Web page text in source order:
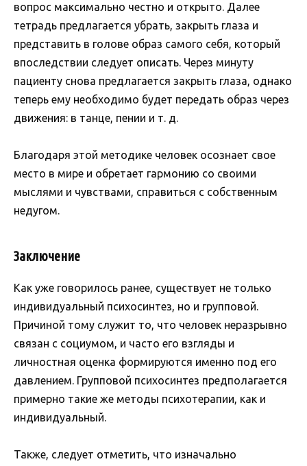
вопрос максимально честно и открыто. Далее
тетрадь предлагается убрать, закрыть глаза и
представить в голове образ самого себя, который
впоследствии следует описать. Через минуту
пациенту снова предлагается закрыть глаза, однако
теперь ему необходимо будет передать образ через
движения: в танце, пении и т. д.
Благодаря этой методике человек осознает свое
место в мире и обретает гармонию со своими
мыслями и чувствами, справиться с собственным
недугом.
Заключение
Как уже говорилось ранее, существует не только
индивидуальный психосинтез, но и групповой.
Причиной тому служит то, что человек неразрывно
связан с социумом, и часто его взгляды и
личностная оценка формируются именно под его
давлением. Групповой психосинтез предполагается
примерно такие же методы психотерапии, как и
индивидуальный.
Также, следует отметить, что изначально